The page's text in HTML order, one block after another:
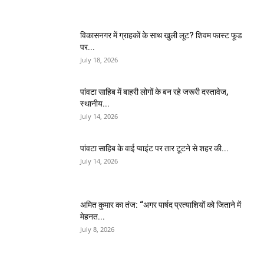
विकासनगर में ग्राहकों के साथ खुली लूट? शिवम फास्ट फूड
पर...
July 18, 2026
पांवटा साहिब में बाहरी लोगों के बन रहे जरूरी दस्तावेज,
स्थानीय...
July 14, 2026
पांवटा साहिब के वाई प्वाइंट पर तार टूटने से शहर की...
July 14, 2026
अमित कुमार का तंज: “अगर पार्षद प्रत्याशियों को जिताने में
मेहनत...
July 8, 2026